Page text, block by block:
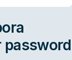
password